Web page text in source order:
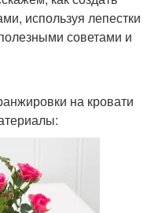
используя лепестки
советами и
на кровати